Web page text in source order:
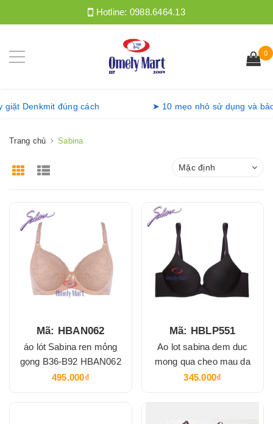
Hotline: 0988.6464.13
0
giặt Denkmit đúng cách ➤ 10 mẹo nhỏ sử dụng
Trang chủ Sabina
Mặc định
Mã: HBAN062
áo lót Sabina ren mỏng
gọng B36-B92 HBAN062
495.000₫
Mã: HBLP551
Ao lot sabina dem duc
mong qua cheo mau da
345.000₫